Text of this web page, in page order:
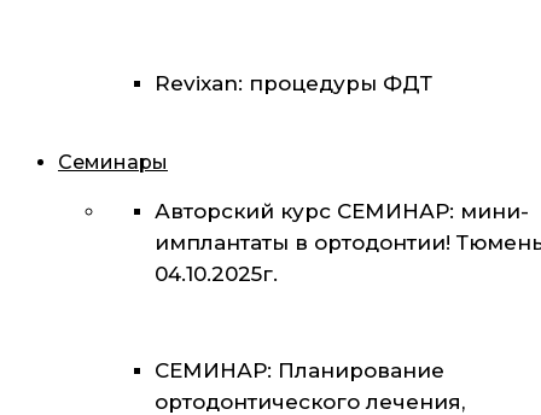
Revixan: процедуры ФДТ
Семинары
Авторский курс СЕМИНАР: мини-
имплантаты в ортодонтии!
04.10.2025г.
СЕМИНАР: Планирование
ортодонтического лечения,